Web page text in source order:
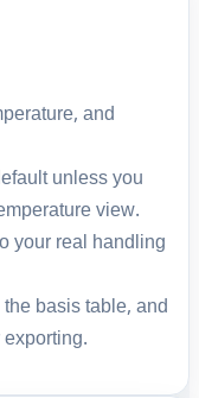
and
unless you
view.
your real handling
basis table, and